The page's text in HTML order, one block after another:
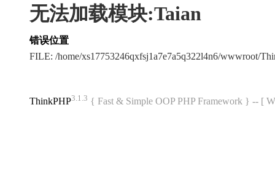
无法加载模块:Taian
错误位置
FILE: /home/xs17753246qxfsj1a7e7a5q322l4n6/wwwroot/
ThinkPHP3.1.3 { Fast & Simple OOP PHP Framework } -- [